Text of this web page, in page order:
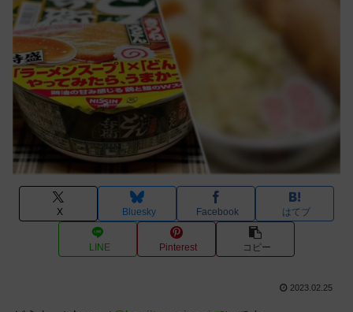
X Bluesky Facebook はてブ
LINE Pinterest コピー
2023.02.25